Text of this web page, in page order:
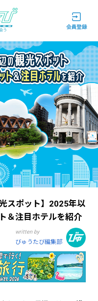
う
スポット】2025年以
＆注目ホテルを紹介
written by
びゅうたび編集部